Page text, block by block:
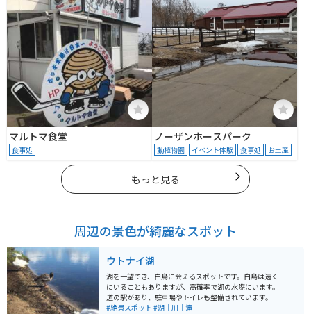
マルトマ食堂
食事処
ノーザンホースパーク
動植物園 イベント体験 食事処 お土産
もっと見る
周辺の景色が綺麗なスポット
ウトナイ湖
湖を一望でき、白鳥に会えるスポットです。白鳥は遠く
にいることもありますが、高確率で湖の水際にいます。
道の駅があり、駐車場やトイレも整備されています。グ
ルメやお土産も楽しめます。道路を挟んで向かいには、
#絶景スポット #湖｜川｜滝